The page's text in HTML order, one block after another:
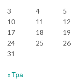
3
4 5
10
11 12
17
18 19
24
25 26
31
« Тра